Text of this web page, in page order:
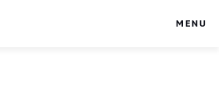
MENU